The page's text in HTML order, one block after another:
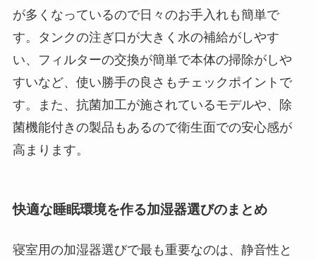
が多くなっているので日々のお手入れも簡単で
す。タンクの注ぎ口が大きく水の補給がしやす
い、フィルターの交換が簡単で本体の掃除がしや
すいなど、使い勝手の良さもチェックポイントで
す。また、抗菌加工が施されているモデルや、除
菌機能付きの製品もあるので衛生面での安心感が
高まります。
快適な睡眠環境を作る加湿器選びのまとめ
寝室用の加湿器選びで最も重要なのは、静音性と